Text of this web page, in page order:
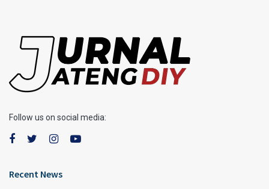
Follow us on social media:
Recent News